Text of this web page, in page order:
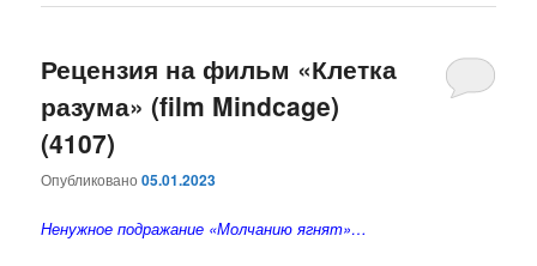
Рецензия на фильм «Клетка
разума» (film Mindcage)
(4107)
Опубликовано05.01.2023
Ненужное подражание «Молчанию ягнят»…